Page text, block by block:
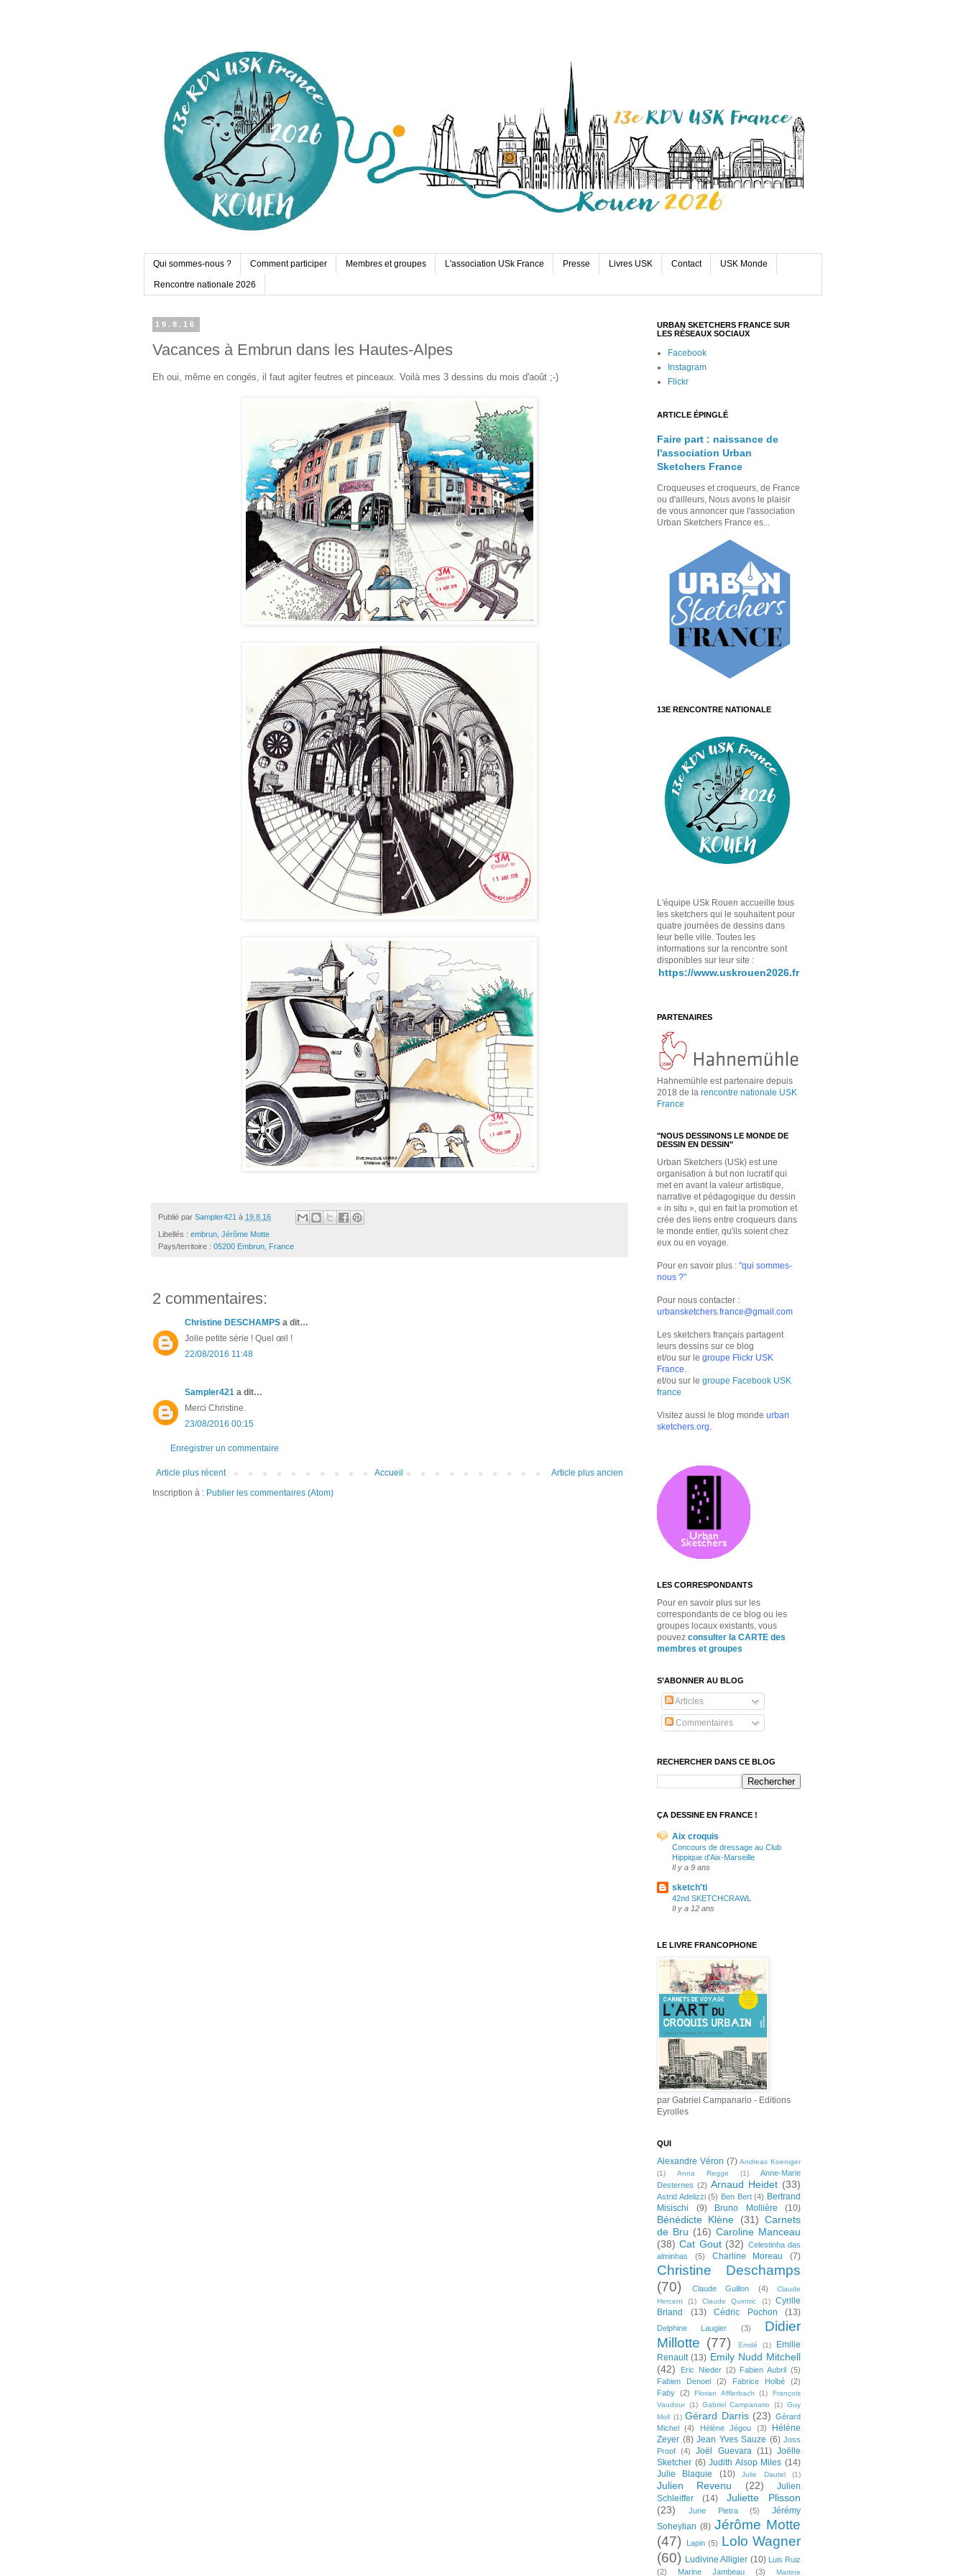
Qui sommes-nous ? Comment participer Membres et groupes L'association USk France Presse Livres USK Contact USK Monde
Rencontre nationale 2026
19.8.16
Vacances à Embrun dans les Hautes-Alpes
Eh oui, même en congés, il faut agiter feutres et pinceaux. Voilà mes 3 dessins du mois d'août ;-)
Publié par Sampler421 à 19.8.16
Libellés : embrun Jérôme Motte
Pays/territoire : 05200 Embrun, France
2 commentaires:
Christine DESCHAMPS a dit…
Jolie petite série ! Quel œil !
22/08/2016 11:48
Sampler421 a dit…
Merci Christine.
23/08/2016 00:15
Enregistrer un commentaire
Article plus récent Article plus ancien
Accueil
Inscription à : Publier les commentaires (Atom)
URBAN SKETCHERS FRANCE SUR
LES RÉSEAUX SOCIAUX
Facebook
Instagram
Flickr
ARTICLE ÉPINGLÉ
Faire part : naissance de
l'association Urban
Sketchers France
Croqueuses et croqueurs, de France
ou d'ailleurs, Nous avons le plaisir
de vous annoncer que l'association
Urban Sketchers France es...
13E RENCONTRE NATIONALE
L'équipe USk Rouen accueille tous
les sketchers qui le souhaitent pour
quatre journées de dessins dans
leur belle ville. Toutes les
informations sur la rencontre sont
disponibles sur leur site :
https://www.uskrouen2026.fr
PARTENAIRES
Hahnemühle est partenaire depuis
2018 de la rencontre nationale USK
France
"NOUS DESSINONS LE MONDE DE
DESSIN EN DESSIN"
Urban Sketchers (USk) est une
organisation à but non lucratif qui
met en avant la valeur artistique,
narrative et pédagogique du dessin
« in situ », qui en fait la promotion et
crée des liens entre croqueurs dans
le monde entier, qu'ils soient chez
eux ou en voyage.
Pour en savoir plus : "qui sommes-
nous ?"
Pour nous contacter :
urbansketchers.france@gmail.com
Les sketchers français partagent
leurs dessins sur ce blog
et/ou sur le groupe Flickr USK
France
et/ou sur le groupe Facebook USK
france
Visitez aussi le blog monde urban
sketchers.org
LES CORRESPONDANTS
Pour en savoir plus sur les
correspondants de ce blog ou les
groupes locaux existants, vous
pouvez consulter la CARTE des
membres et groupes
S’ABONNER AU BLOG
Articles
Commentaires
RECHERCHER DANS CE BLOG
ÇA DESSINE EN FRANCE !
Aix croquis
Concours de dressage au Club
Hippique d'Aix-Marseille
Il y a 9 ans
sketch'ti
42nd SKETCHCRAWL
Il y a 12 ans
LE LIVRE FRANCOPHONE
par Gabriel Campanario - Editions
Eyrolles
QUI
Alexandre Véron (7) Andreas Koeniger
(1)
Anna Regge (1)
Anne-Marie
Desternes (2) Arnaud Heidet (33)
Astrid Adelizzi (5) Ben Bert (4) Bertrand
Misischi
(9) Bruno Mollière (10)
Bénédicte Klène (31) Carnets
de Bru (16) Caroline Manceau
(38) Cat Gout (32) Celestinha das
alminhas
(5) Charline Moreau (7)
Christine Deschamps
(70)
Claude Guillon (4)
Claude
Hercent
(1) Claude Quintric (1)
Cyrille
Briand
(13) Cédric Pochon (13)
Delphine Laugier (3)
Didier
Millotte (77) Emdé (1)
Emilie
Renault (13) Emily Nudd Mitchell
(42)
Eric Nieder (2) Fabien Aubril (5)
Fabien Denoel
(2) Fabrice Holbé
(2)
Faby (2) Florian Afflerbach (1)
François
Vaudour (1) Gabriel Campanario (1) Guy
Moll (1) Gérard Darris (23) Gérard
Michel
(4) Hélène Jégou (3)
Hélène
Zeyer (8) Jean Yves Sauze (6) Joss
Proof
(4) Joël Guevara (11) Joëlle
Sketcher (6) Judith Alsop Miles (14)
Julie Blaquie
(10) Julie Dautel (1)
Julien Revenu (22)
Julien
Schleiffer
(14)
Juliette Plisson
(23)
June Pietra (5)
Jérémy
Soheylian (8) Jérôme Motte
(47)
Lapin (5) Lolo Wagner
(60) Ludivine Alligier (10) Luis Ruiz
(2)
Marine Jambeau (3) Martine